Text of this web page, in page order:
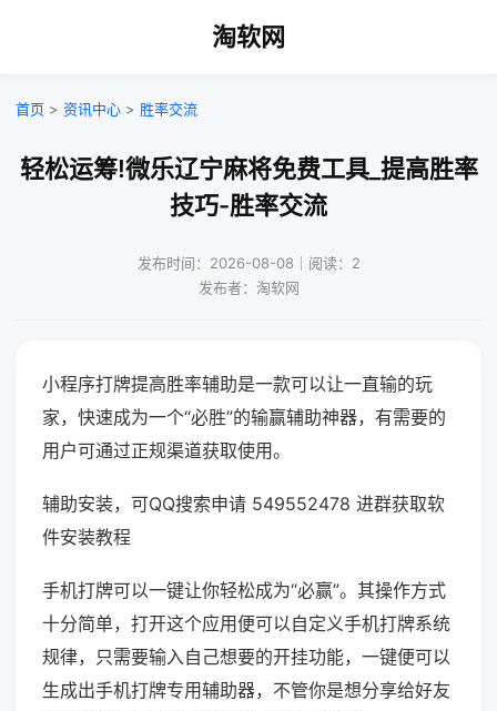
淘软网
首页 > 资讯中心 > 胜率交流
轻松运筹!微乐辽宁麻将免费工具_提高胜率
技巧-胜率交流
发布时间：2026-08-08｜阅读：2
发布者：淘软网
小程序打牌提高胜率辅助是一款可以让一直输的玩
家，快速成为一个“必胜”的输赢辅助神器，有需要的
用户可通过正规渠道获取使用。
辅助安装，可QQ搜索申请 549552478 进群获取软
件安装教程
手机打牌可以一键让你轻松成为“必赢”。其操作方式
十分简单，打开这个应用便可以自定义手机打牌系统
规律，只需要输入自己想要的开挂功能，一键便可以
生成出手机打牌专用辅助器，不管你是想分享给好友